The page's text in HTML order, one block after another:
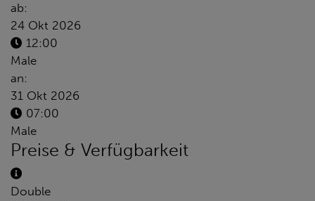
ab:
24 Okt 2026
12:00
Male
an:
31 Okt 2026
07:00
Male
Preise & Verfügbarkeit
Double